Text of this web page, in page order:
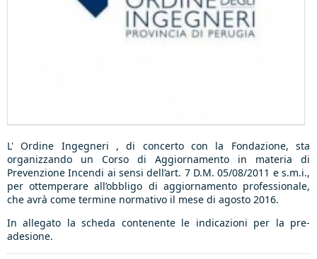
L' Ordine Ingegneri , di concerto con la Fondazione, sta
organizzando un Corso di Aggiornamento in materia di
Prevenzione Incendi ai sensi dell’art. 7 D.M. 05/08/2011 e s.m.i.,
per ottemperare all’obbligo di aggiornamento professionale,
che avrà come termine normativo il mese di agosto 2016.
In allegato la scheda contenente le indicazioni per la pre-
adesione.